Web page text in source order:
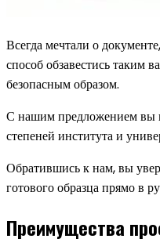
Всегда мечтали о
способ обзавестись таким
безопасным образом.
С нашим предложением вы
степеней института и
Обратившись к нам, вы
готового образца прямо в
Преимущества